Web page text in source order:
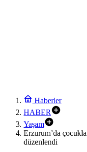
Haberler
HABER
Yaşam
Erzurum’da
düzenlendi